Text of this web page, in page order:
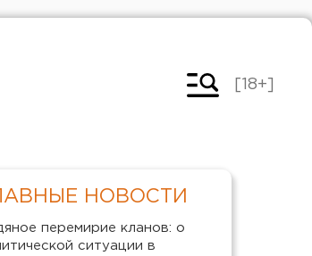
[18+]
НОВОСТИ
перемирие кланов: о
ситуации в